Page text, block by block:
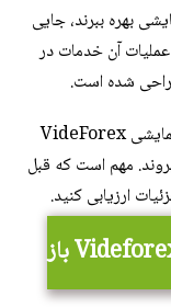
بهره ببرند، جایی
عملیات آن خدمات در
شده است.
پس از اینکه معامله گران با پلت فرم معاملاتی نمایشی VideForex
مهم است که قبل
ارزیابی کنید.
یک حساب آزمایشی رایگان در Videforex باز